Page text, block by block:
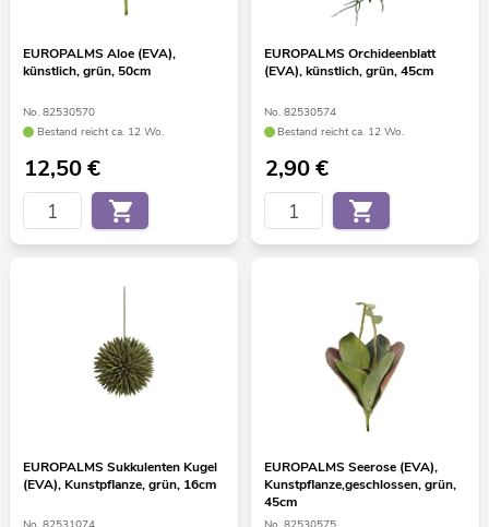
EUROPALMS Aloe (EVA),
künstlich, grün, 50cm
No. 82530570
Bestand reicht ca. 12 Wo.
12,50€
EUROPALMS Orchideenblatt
(EVA), künstlich, grün, 45cm
No. 82530574
Bestand reicht ca. 12 Wo.
2,90€
EUROPALMS Sukkulenten Kugel
(EVA), Kunstpflanze, grün, 16cm
EUROPALMS Seerose (EVA),
Kunstpflanze,geschlossen, grün,
45cm